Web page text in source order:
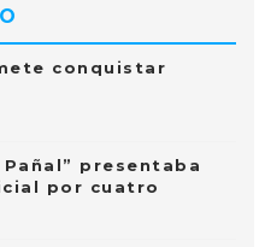
conquistar
Pañal” presentaba
por cuatro